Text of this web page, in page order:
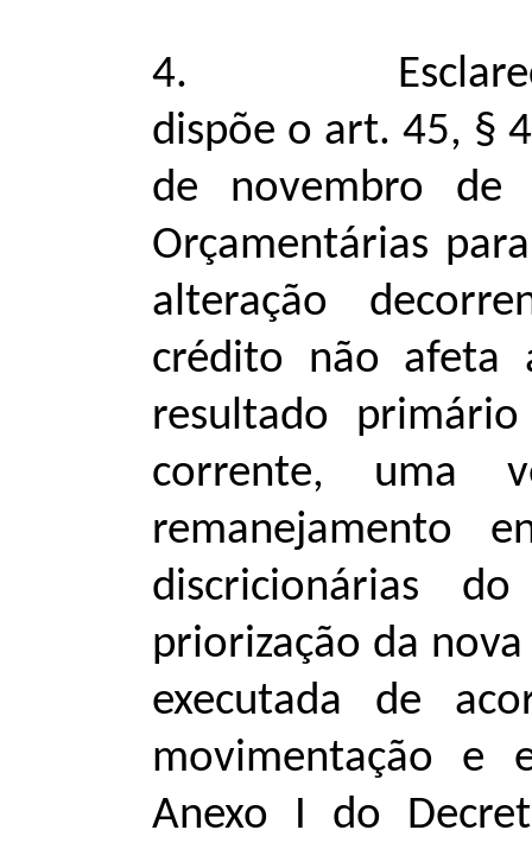
4. Esclarece-
dispõe o art. 45, §
de novembro de
Orçamentárias
alteração
crédito não afeta
resultado
corrente, uma
remanejamento
discricionárias
priorização da
executada de
movimentação e
Anexo I do